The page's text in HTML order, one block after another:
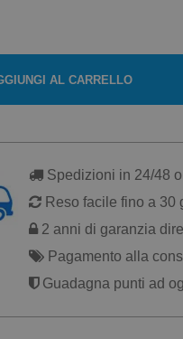
AL CARRELLO
Spedizioni in 24/48
Reso facile fino a 30
2 anni di garanzia
Pagamento alla
Guadagna punti ad